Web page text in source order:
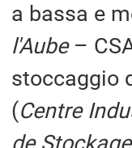
a bassa e
l'Aube–
stoccaggio
(Centre